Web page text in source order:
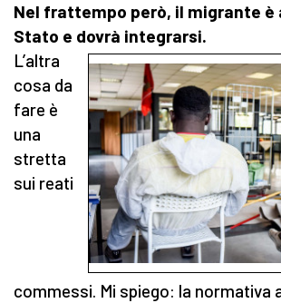
Nel frattempo però, il migrante è
Stato e dovrà integrarsi.
L’altra
cosa da
fare è
una
stretta
sui reati
commessi. Mi spiego: la normativa